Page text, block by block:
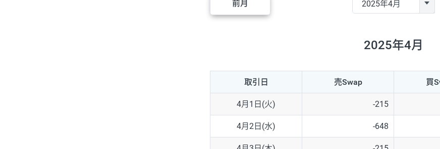
MXN/JPY 140円
AUD/USD
NZD/USD 41円
EUR/GBP 71円
EUR/AUD 103円
前月
2025年4月
取引日 売Swap 買
4月1日(火) -215
4月2日(水) -648